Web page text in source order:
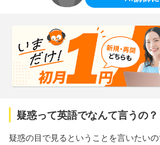
疑惑って英語でなんて言うの？
疑惑の目で見るということを言いたいの